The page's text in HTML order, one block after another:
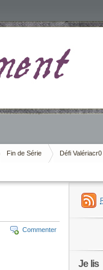
Fin de Série Défi Valériacr0
Commenter
Je lis